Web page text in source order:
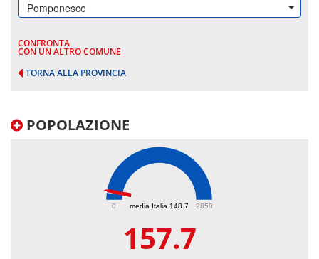
Pomponesco
CONFRONTA
CON UN ALTRO COMUNE
TORNA ALLA PROVINCIA
POPOLAZIONE
media Italia 148.7
0 2850
157.7